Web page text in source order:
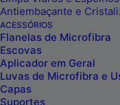
Antiembaçante e
ACESSÓRIOS
Flanelas de Microfibra
Escovas
Aplicador em Geral
Luvas de Microfibra e
Capas
Suportes
VERMELHO/
CLAY